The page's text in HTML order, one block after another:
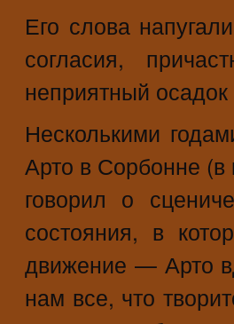
Его слова
согласия,
неприятный осадок
Несколькими
Арто в Сорбонне
говорил о
состояния, в
движение — Арто
нам все, что